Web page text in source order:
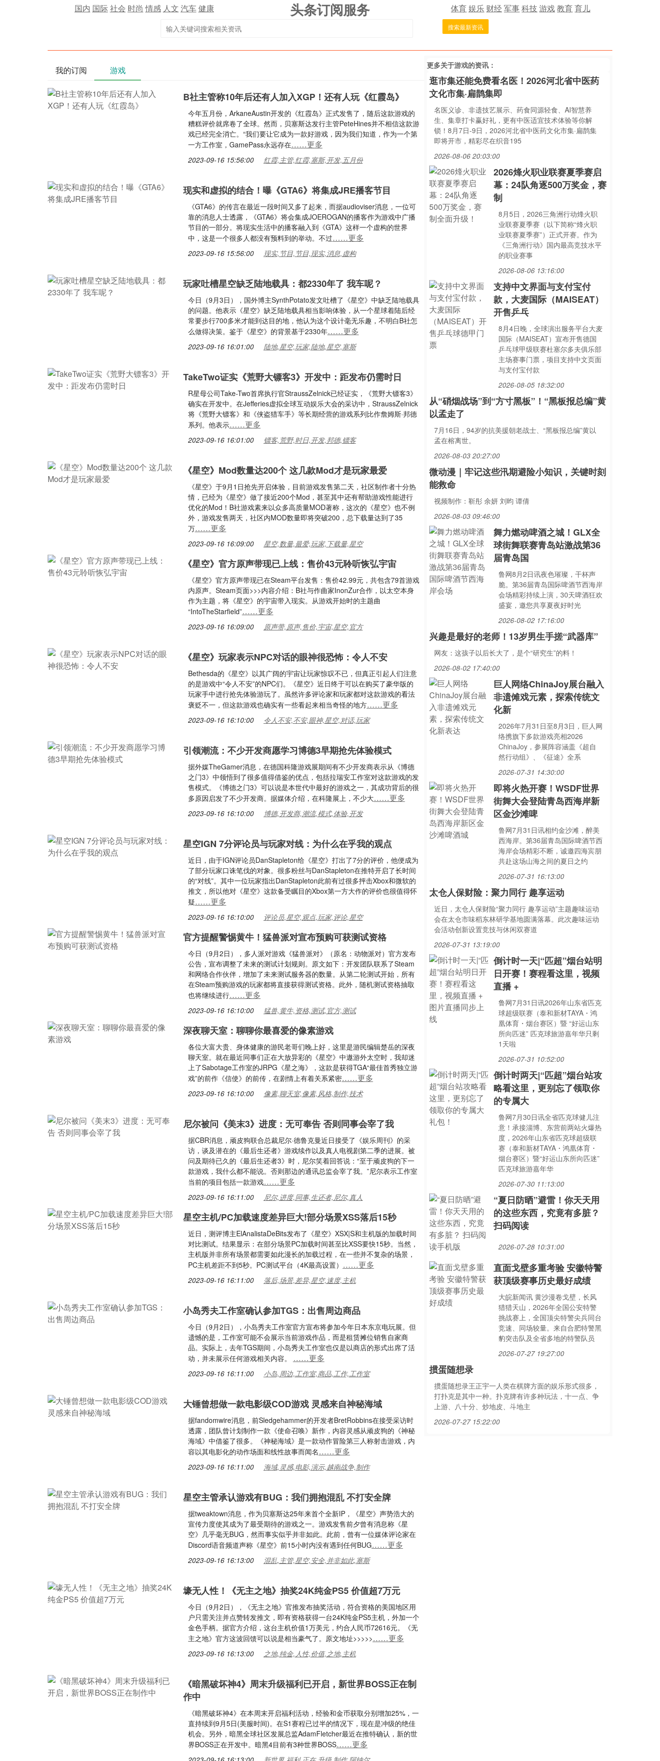
国内 国际社会 时尚 情感 人文 汽车健康 头条订阅服务 体育娱乐 财经军事科技游戏教育育儿
搜索最新资讯
我的订阅 游戏
B社主管称10年后还有人加入XGP！还有人玩《红霞岛》
今年五月份，ArkaneAustin开发的《红霞岛》正式发售了，随后这款游戏的
糟糕评价就席卷了全球。然而，贝塞斯达发行主管PeteHines并不相信这款游
戏已经完全消亡。“我们要让它成为一款好游戏，因为我们知道，作为一个第
一方工作室，GamePass永远存在……更多
2023-09-16 15:56:00 红霞,主管,红霞,塞斯,开发,五月份
现实和虚拟的结合！曝《GTA6》将集成JRE播客节目
《GTA6》的传言在最近一段时间又多了起来，而据audioviser消息，一位可
靠的消息人士透露，《GTA6》将会集成JOEROGAN的播客作为游戏中广播
节目的一部分。将现实生活中的播客融入到《GTA》这样一个虚构的世界
中，这是一个很多人都没有预料到的举动。不过……更多
2023-09-16 15:56:00 现实,节目,节目,现实,消息,虚构
玩家吐槽星空缺乏陆地载具：都2330年了 我车呢？
今日（9月3日），国外博主SynthPotato发文吐槽了《星空》中缺乏陆地载具
的问题。他表示《星空》缺乏陆地载具相当影响体验，从一个星球着陆后经
常要步行700多米才能到达目的地，他认为这个设计毫无乐趣，不明白B社怎
么做得决策。鉴于《星空》的背景基于2330年……更多
2023-09-16 16:01:00 陆地,星空,玩家,陆地,星空,塞斯
TakeTwo证实《荒野大镖客3》开发中：距发布仍需时日
R星母公司Take-Two首席执行官StraussZelnick已经证实，《荒野大镖客3》
确实在开发中。在Jefferies虚拟全球互动娱乐大会的采访中，StraussZelnick
将《荒野大镖客》和《侠盗猎车手》等长期经营的游戏系列比作詹姆斯·邦德
系列。他表示……更多
2023-09-16 16:01:00 镖客,荒野,时日,开发,邦德,镖客
《星空》Mod数量达200个 这几款Mod才是玩家最爱
《星空》于9月1日抢先开启体验，目前游戏发售第二天，社区制作者十分热
情，已经为《星空》做了接近200个Mod，甚至其中还有帮助游戏性能进行
优化的Mod！B社游戏素来以众多高质量MOD著称，这次的《星空》也不例
外，游戏发售两天，社区内MOD数量即将突破200，总下载量达到了35
万……更多
2023-09-16 16:09:00 星空,数量,最爱,玩家,下载量,星空
《星空》官方原声带现已上线：售价43元聆听恢弘宇宙
《星空》官方原声带现已在Steam平台发售：售价42.99元，共包含79首游戏
内原声。Steam页面>>>内容介绍：B社与作曲家InonZur合作，以太空本身
作为主题，将《星空》的宇宙带入现实。从游戏开始时的主题曲
“IntoTheStarfield”……更多
2023-09-16 16:09:00 原声带,原声,售价,宇宙,星空,官方
《星空》玩家表示NPC对话的眼神很恐怖：令人不安
Bethesda的《星空》以其广阔的宇宙让玩家惊叹不已，但真正引起人们注意
的是游戏中“令人不安”的NPC们。《星空》近日终于可以在购买了豪华版的
玩家手中进行抢先体验游玩了。虽然许多评论家和玩家都对这款游戏的看法
褒贬不一，但这款游戏也确实有一些看起来相当奇怪的地方……更多
2023-09-16 16:10:00 令人不安,不安,眼神,星空,对话,玩家
引领潮流：不少开发商愿学习博德3早期抢先体验模式
据外媒TheGamer消息，在德国科隆游戏展期间有不少开发商表示从《博德
之门3》中领悟到了很多值得借鉴的优点，包括拉瑞安工作室对这款游戏的发
售模式。《博德之门3》可以说是本世代中最好的游戏之一，其成功背后的很
多原因启发了不少开发商。据媒体介绍，在科隆展上，不少大……更多
2023-09-16 16:10:00 博德,开发商,潮流,模式,体验,开发
星空IGN 7分评论员与玩家对线：为什么在乎我的观点
近日，由于IGN评论员DanStapleton给《星空》打出了7分的评价，他便成为
了部分玩家口诛笔伐的对象。很多粉丝与DanStapleton在推特开启了长时间
的“对线”。其中一位玩家指出DanStapleton此前有过很多抨击Xbox和微软的
推文，所以他对《星空》这款备受瞩目的Xbox第一方大作的评价也很值得怀
疑……更多
2023-09-16 16:10:00 评论员,星空,观点,玩家,评论,星空
官方提醒警惕黄牛！猛兽派对宣布预购可获测试资格
今日（9月2日），多人派对游戏《猛兽派对》（原名：动物派对）官方发布
公告，宣布调整了未来的测试计划规则。原文如下：开发团队联系了Steam
和网络合作伙伴，增加了未来测试服务器的数量。从第二轮测试开始，所有
在Steam预购游戏的玩家都将直接获得测试资格。此外，随机测试资格抽取
也将继续进行……更多
2023-09-16 16:10:00 猛兽,黄牛,资格,测试,官方,测试
深夜聊天室：聊聊你最喜爱的像素游戏
各位大富大贵、身体健康的游民老哥们晚上好，这里是游民编辑楚岳的深夜
聊天室。就在最近同事们正在大放异彩的《星空》中遨游外太空时，我却迷
上了Sabotage工作室的JRPG《星之海》，这款是获得TGA“最佳首秀独立游
戏”的前作《信使》的前传，在剧情上有着关系紧密……更多
2023-09-16 16:10:00 像素,聊天室,像素,风格,制作,技术
尼尔被问《美末3》进度：无可奉告 否则同事会宰了我
据CBR消息，顽皮狗联合总裁尼尔·德鲁克曼近日接受了《娱乐周刊》的采
访，谈及潜在的《最后生还者》游戏续作以及真人电视剧第二季的进展。被
问及期待已久的《最后生还者3》时，尼尔笑着回答说：“至于顽皮狗的下一
款游戏，我什么都不能说。否则那边的通讯总监会宰了我。”尼尔表示工作室
当前的项目包括一款游戏……更多
2023-09-16 16:11:00 尼尔,进度,同事,生还者,尼尔,真人
星空主机/PC加载速度差异巨大!部分场景XSS落后15秒
近日，测评博主ElAnalistaDeBits发布了《星空》XSX|S和主机版的加载时间
对比测试。结果显示：在部分场景PC加载时间甚至比XSS要快15秒。当然，
主机版并非所有场景都需要如此漫长的加载过程，在一些并不复杂的场景，
PC主机差距不到5秒。PC测试平台（4K最高设置） ……更多
2023-09-16 16:11:00 落后,场景,差异,星空,速度,主机
小岛秀夫工作室确认参加TGS：出售周边商品
今日（9月2日），小岛秀夫工作室官方宣布将参加今年日本东京电玩展。但
遗憾的是，工作室可能不会展示当前游戏作品，而是租赁摊位销售自家商
品。实际上，去年TGS期间，小岛秀夫工作室也仅是以商店的形式出席了活
动，并未展示任何游戏相关内容。 ……更多
2023-09-16 16:11:00 小岛,周边,工作室,商品,工作,工作室
大锤曾想做一款电影级COD游戏 灵感来自神秘海域
据fandomwire消息，前Sledgehammer的开发者BretRobbins在接受采访时
透露，团队曾计划制作一款《使命召唤》新作，内容灵感从顽皮狗的《神秘
海域》中借鉴了很多。《神秘海域》是一款动作冒险第三人称射击游戏，内
容以其电影化的动作场面和线性故事而闻名……更多
2023-09-16 16:11:00 海域,灵感,电影,演示,越南战争,制作
星空主管承认游戏有BUG：我们拥抱混乱 不打安全牌
据tweaktown消息，作为贝塞斯达25年来首个全新IP，《星空》声势浩大的
宣传力度使其成为了最受期待的游戏之一。游戏发售前夕曾有消息称《星
空》几乎毫无BUG，然而事实似乎并非如此。此前，曾有一位媒体评论家在
Discord语音频道声称《星空》前15小时内没有遇到任何BUG……更多
2023-09-16 16:13:00 混乱,主管,星空,安全,并非如此,塞斯
壕无人性！《无主之地》抽奖24K纯金PS5 价值超7万元
今日（9月2日），《无主之地》官推发布抽奖活动，符合资格的美国地区用
户只需关注并点赞转发推文，即有资格获得一台24K纯金PS5主机，外加一个
金色手柄。据官方介绍，这台主机价值1万美元，约合人民币72616元。《无
主之地》官方这波回馈可以说是相当豪气了。原文地址>>>>>……更多
2023-09-16 16:13:00 之地,纯金,人性,价值,之地,主机
《暗黑破坏神4》周末升级福利已开启，新世界BOSS正在制
作中
《暗黑破坏神4》在本周末开启福利活动，经验和金币获取分别增加25%，一
直持续到9月5日(美服时间)。在S1赛程已过半的情况下，现在是冲级的绝佳
机会。另外，暗黑全球社区发展总监AdamFletcher最近在推特确认，新的世
界BOSS正在开发中。暗黑4目前有3种世界BOSS……更多
更多关于游戏的资讯：
逛市集还能免费看名医！2026河北省中医药
文化市集·扁鹊集即
名医义诊、非遗技艺展示、药食同源轻食、AI智慧养
生、集章打卡赢好礼，更有中医适宜技术体验等你解
锁！8月7日-9日，2026河北省中医药文化市集·扁鹊集
即将开市，精彩尽在织音195
2026-08-06 20:03:00
2026烽火职业联赛夏季赛启
幕：24队角逐500万奖金，赛
制
8月5日，2026三角洲行动烽火职
业联赛夏季赛（以下简称“烽火职
业联赛夏季赛”）正式开赛。作为
《三角洲行动》国内最高竞技水平
的职业赛事
2026-08-06 13:16:00
支持中文界面与支付宝付
款，大麦国际（MAISEAT）
开售乒乓
8月4日晚，全球演出服务平台大麦
国际（MAISEAT）宣布开售德国
乒乓球甲级联赛杜塞尔多夫俱乐部
主场赛事门票，项目支持中文页面
与支付宝付款
2026-08-05 18:32:00
从“硝烟战场”到“方寸黑板”！“黑板报总编”黄
以孟走了
7月16日，94岁的抗美援朝老战士、“黑板报总编”黄以
孟在榕离世。
2026-08-03 20:27:00
微动漫｜牢记这些汛期避险小知识，关键时刻
能救命
视频制作：靳彤 余妍 刘昀 谭倩
2026-08-03 09:46:00
舞力燃动啤酒之城！GLX全
球街舞联赛青岛站激战第36
届青岛国
鲁网8月2日讯夜色璀璨，干杯声
脆。第36届青岛国际啤酒节西海岸
会场精彩持续上演，30天啤酒狂欢
盛宴，邀您共享夏夜好时光
2026-08-02 17:16:00
兴趣是最好的老师！13岁男生手搓“武器库”
网友：这孩子以后长大了，是个“研究生”的料！
2026-08-02 17:40:00
巨人网络ChinaJoy展台融入
非遗傩戏元素，探索传统文
化新
2026年7月31日至8月3日，巨人网
络携旗下多款游戏亮相2026
ChinaJoy，参展阵容涵盖《超自
然行动组》、《征途》全系
2026-07-31 14:30:00
即将火热开赛！WSDF世界
街舞大会登陆青岛西海岸新
区金沙滩啤
鲁网7月31日讯相约金沙滩，醉美
西海岸。第36届青岛国际啤酒节西
海岸会场精彩不断，诚邀四海宾朋
共赴这场山海之间的夏日之约
2026-07-31 16:13:00
太仓人保财险：聚力同行 趣享运动
近日，太仓人保财险“聚力同行 趣享运动”主题趣味运动
会在太仓市味稻东林研学基地圆满落幕。此次趣味运动
会活动创新设置竞技与休闲双赛道
2026-07-31 13:19:00
倒计时一天|“匹超”烟台站明
日开赛！赛程看这里，视频
直播 +
鲁网7月31日讯2026年山东省匹克
球超级联赛（泰和新材TAYA・鸿
凰体育・烟台赛区）暨 “好运山东
所向匹迷” 匹克球旅游嘉年华只剩
1天啦
2026-07-31 10:52:00
倒计时两天|“匹超”烟台站攻
略看这里，更别忘了领取你
的专属大
鲁网7月30日讯全省匹克球健儿注
意！承接淄博、东营前两站火爆热
度，2026年山东省匹克球超级联
赛（泰和新材TAYA・鸿凰体育・
烟台赛区）暨“好运山东所向匹迷”
匹克球旅游嘉年华
2026-07-30 11:13:00
“夏日防晒”避雷！你天天用
的这些东西，究竟有多脏？
扫码阅读
2026-07-28 10:31:00
直面戈壁多重考验 安徽特警
获顶级赛事历史最好成绩
大皖新闻讯 黄沙漫卷戈壁，长风
猎猎天山，2026年全国公安特警
挑战赛上，全国顶尖特警尖兵同台
竞速、同场较量。来自合肥特警黑
豹突击队及全省多地的特警队员
2026-07-27 19:27:00
掼蛋随想录
掼蛋随想录王正宇一人类在棋牌方面的娱乐形式很多，
打扑克是其中一种。扑克牌有许多种玩法，十一点、争
上游、八十分、炒地皮、斗地主
2026-07-27 15:22:00